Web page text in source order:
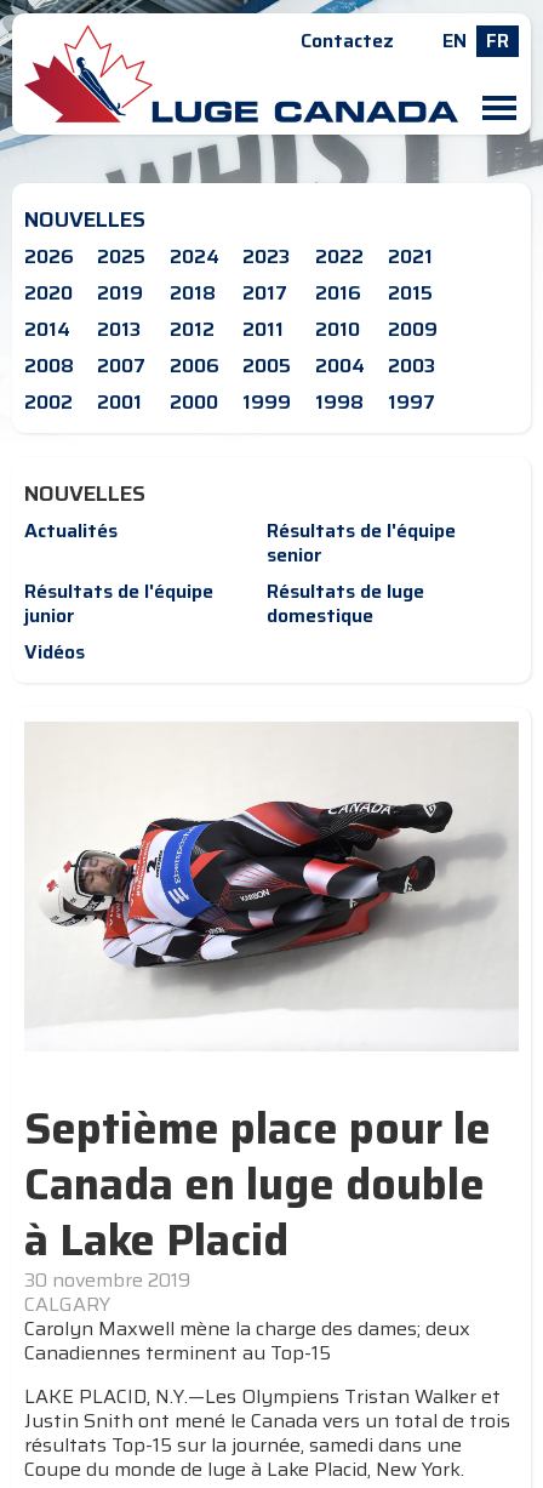
Contactez EN FR
M
NOUVELLES
2026 2025 2024 2023 2022
2021
2020
2019 2018 2017 2016
2015
2014
2013 2012 2011 2010
2009
2008
2007 2006 2005 2004
2003
2002
2001 2000 1999 1998 1997
NOUVELLES
Actualités
Résultats de l'équipe
senior
Résultats de l'équipe
junior
Résultats de luge
domestique
Vidéos
Septième place pour le
Canada en luge double
à Lake Placid
30 novembre 2019
CALGARY
Carolyn Maxwell mène la charge des dames; deux
Canadiennes terminent au Top-15
LAKE PLACID, N.Y.—Les Olympiens Tristan Walker et
Justin Snith ont mené le Canada vers un total de trois
résultats Top-15 sur la journée, samedi dans une
Coupe du monde de luge à Lake Placid, New York.